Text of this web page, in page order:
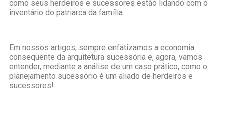
como seus herdeiros e sucessores estão lidando com o
inventário do patriarca da família.
Em nossos artigos, sempre enfatizamos a economia
consequente da arquitetura sucessória e, agora, vamos
entender, mediante a análise de um caso prático, como o
planejamento sucessório é um aliado de herdeiros e
sucessores!